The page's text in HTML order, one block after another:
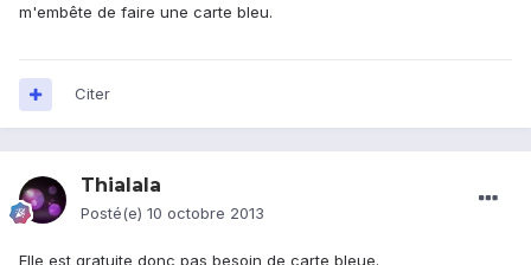
m'embête de faire une carte bleu.
Citer
Thialala
Posté(e) 10 octobre 2013
Elle est gratuite donc pas besoin de carte bleue.